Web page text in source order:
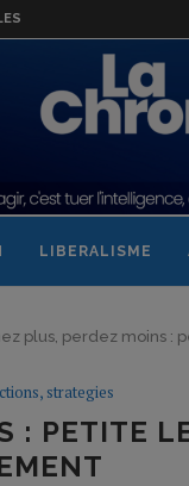
LIBERALISME
plus, perdez moins :
strategies
: PETITE